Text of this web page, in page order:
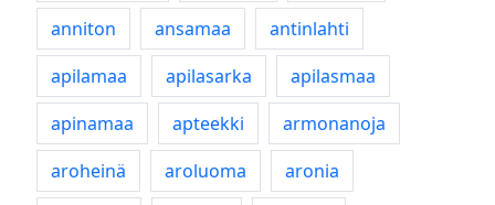
anniton
ansamaa
antinlahti
apilamaa
apilasarka
apilasmaa
apinamaa
apteekki
armonanoja
aroheinä
aroluoma
aronia